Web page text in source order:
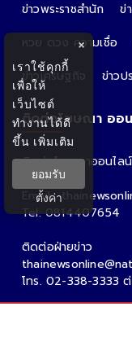
ข่าวพระราชสำนัก ข่
หวย ดวง ความเชื่อ
ข่าวเศรษฐกิจ
ข่าวป
ติดต่อโฆษณา ออ
ติดต่อโฆษณาออนไลน์
คุณอ้อ
Email :
Tel: 0814407654
ติดต่อฝ่ายข่าว
โทร. 02-338-3333
×
เราใช้คุกกี้
เพื่อให้
เว็บไซต์
ทำงานได้ดี
ขึ้น เพิ่มเติม
ยอมรับ
ตั้งค่า